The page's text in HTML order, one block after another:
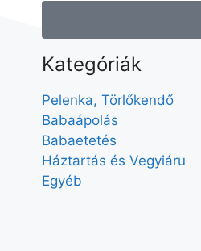
Kategóriák
Pelenka, Törlőkendő
Babaápolás
Babaetetés
Háztartás és Vegyiáru
Egyéb